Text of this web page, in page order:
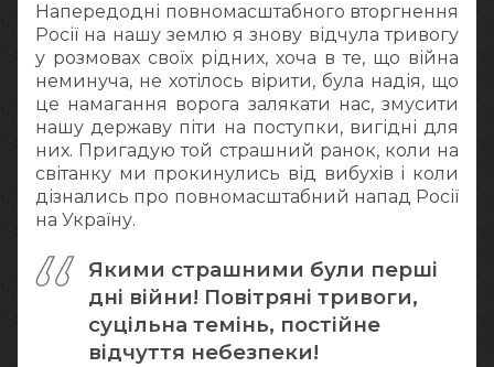
Напередодні повномасштабного вторгнення
Росії на нашу землю я знову відчула тривогу
у розмовах своїх рідних, хоча в те, що війна
неминуча, не хотілось вірити, була надія, що
це намагання ворога залякати нас, змусити
нашу державу піти на поступки, вигідні для
них. Пригадую той страшний ранок, коли на
світанку ми прокинулись від вибухів і коли
дізнались про повномасштабний напад Росії
на Україну.
Якими страшними були перші
дні війни! Повітряні тривоги,
суцільна темінь, постійне
відчуття небезпеки!